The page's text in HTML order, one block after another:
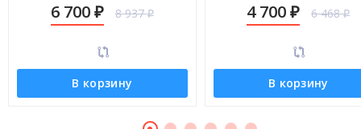
6 700 ₽ 8 937₽
В корзину
4 700₽ 6 468₽
В корзину